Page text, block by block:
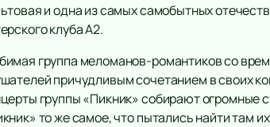
и одна из самых самобытных
клуба А2.
группа меломанов-романтиков со
причудливым сочетанием в своих
группы «Пикник» собирают огромные
то же самое, что пытались найти там